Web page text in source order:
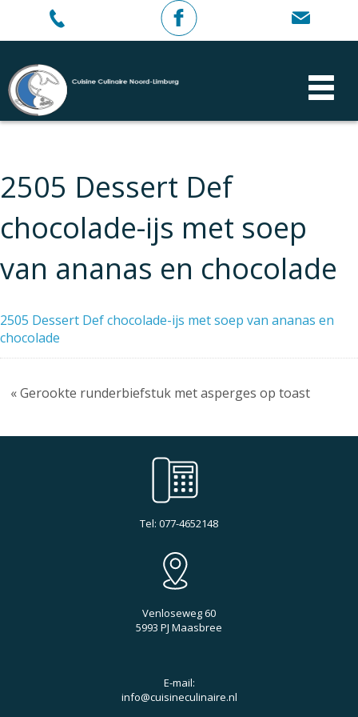
2505 Dessert Def
chocolade-ijs met soep
van ananas en chocolade
2505 Dessert Def chocolade-ijs met soep van ananas en
chocolade
« Gerookte runderbiefstuk met asperges op toast
Tel: 077-4652148
Venloseweg 60
5993 PJ Maasbree
E-mail:
info@cuisineculinaire.nl